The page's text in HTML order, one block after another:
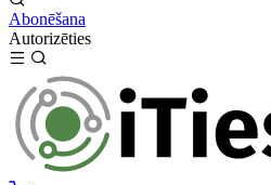
Abonēšana
Autorizēties